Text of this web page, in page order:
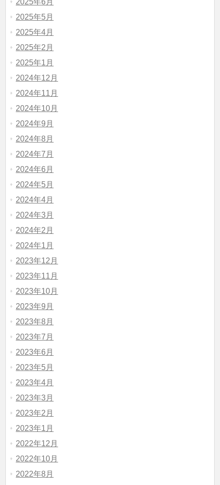
2025年6月
2025年5月
2025年4月
2025年2月
2025年1月
2024年12月
2024年11月
2024年10月
2024年9月
2024年8月
2024年7月
2024年6月
2024年5月
2024年4月
2024年3月
2024年2月
2024年1月
2023年12月
2023年11月
2023年10月
2023年9月
2023年8月
2023年7月
2023年6月
2023年5月
2023年4月
2023年3月
2023年2月
2023年1月
2022年12月
2022年10月
2022年8月